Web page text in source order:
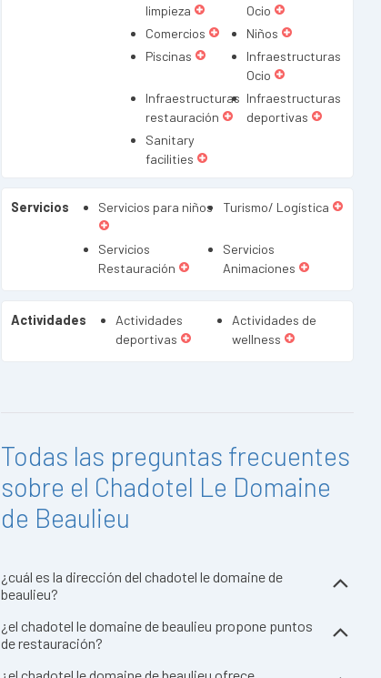
limpieza
Ocio
Comercios
Niños
Piscinas
Infraestructuras
Ocio
Infraestructuras
restauración
Infraestructuras
deportivas
Sanitary
facilities
Servicios Servicios para niños Turismo/ Logística
Servicios
Restauración
Servicios
Animaciones
Actividades
Actividades
deportivas
Actividades de
wellness
Todas las preguntas frecuentes
sobre el Chadotel Le Domaine
de Beaulieu
¿cuál es la dirección del chadotel le domaine de
beaulieu?
¿el chadotel le domaine de beaulieu propone puntos
de restauración?